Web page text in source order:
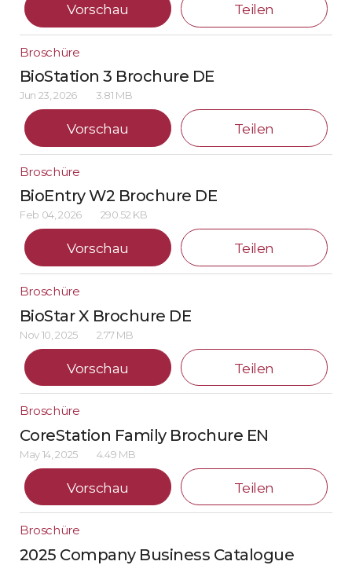
Vorschau Teilen
Broschüre
BioStation 3 Brochure DE
Jun 23, 2026 3.81 MB
Vorschau Teilen
Broschüre
BioEntry W2 Brochure DE
Feb 04, 2026 290.52 KB
Vorschau Teilen
Broschüre
BioStar X Brochure DE
Nov 10, 2025 2.77 MB
Vorschau Teilen
Broschüre
CoreStation Family Brochure EN
May 14, 2025 4.49 MB
Vorschau Teilen
Broschüre
2025 Company Business Catalogue